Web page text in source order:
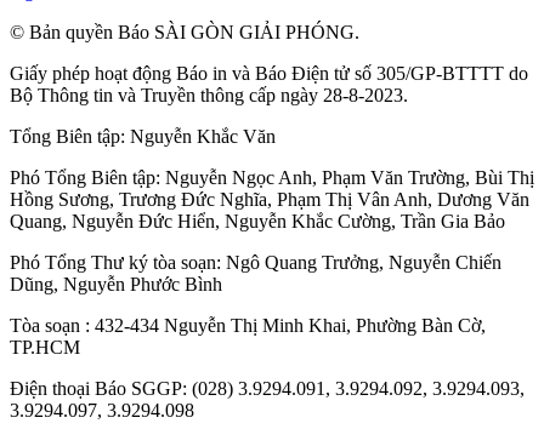
© Bản quyền Báo SÀI GÒN GIẢI PHÓNG.
Giấy phép hoạt động Báo in và Báo Điện tử số 305/GP-BTTTT do
Bộ Thông tin và Truyền thông cấp ngày 28-8-2023.
Tổng Biên tập: Nguyễn Khắc Văn
Phó Tổng Biên tập: Nguyễn Ngọc Anh, Phạm Văn Trường, Bùi Thị
Hồng Sương, Trương Đức Nghĩa, Phạm Thị Vân Anh, Dương Văn
Quang, Nguyễn Đức Hiển, Nguyễn Khắc Cường, Trần Gia Bảo
Phó Tổng Thư ký tòa soạn: Ngô Quang Trưởng, Nguyễn Chiến
Dũng, Nguyễn Phước Bình
Tòa soạn : 432-434 Nguyễn Thị Minh Khai, Phường Bàn Cờ,
TP.HCM
Điện thoại Báo SGGP: (028) 3.9294.091, 3.9294.092, 3.9294.093,
3.9294.097, 3.9294.098